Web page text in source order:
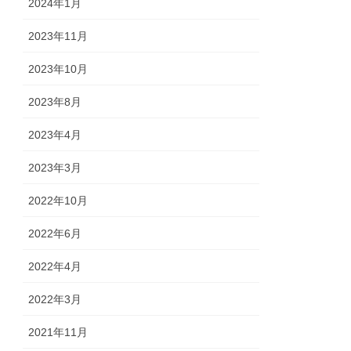
2024年1月
2023年11月
2023年10月
2023年8月
2023年4月
2023年3月
2022年10月
2022年6月
2022年4月
2022年3月
2021年11月